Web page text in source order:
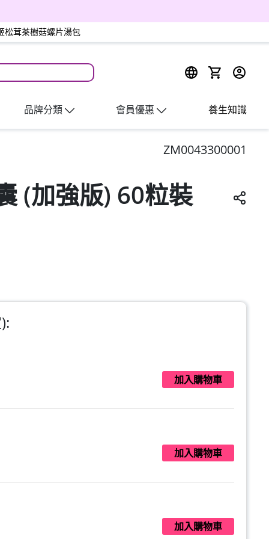
松茸茶樹菇螺片湯包
品牌分類 會員優惠 養生知識
ZM0043300001
(加強版) 60粒裝
加入購物車
加入購物車
加入購物車